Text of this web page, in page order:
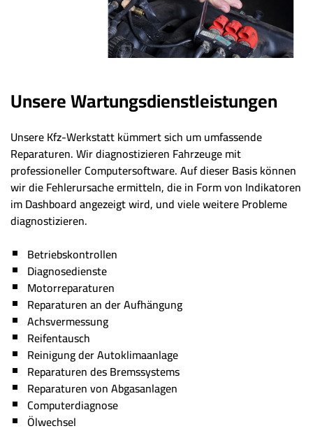
Unsere Wartungsdienstleistungen
Unsere Kfz-Werkstatt kümmert sich um umfassende
Reparaturen. Wir diagnostizieren Fahrzeuge mit
professioneller Computersoftware. Auf dieser Basis können
wir die Fehlerursache ermitteln, die in Form von Indikatoren
im Dashboard angezeigt wird, und viele weitere Probleme
diagnostizieren.
Betriebskontrollen
Diagnosedienste
Motorreparaturen
Reparaturen an der Aufhängung
Achsvermessung
Reifentausch
Reinigung der Autoklimaanlage
Reparaturen des Bremssystems
Reparaturen von Abgasanlagen
Computerdiagnose
Ölwechsel